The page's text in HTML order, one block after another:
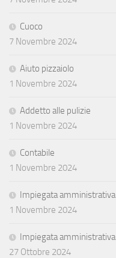
Cuoco
7 Novembre 2024
Aiuto pizzaiolo
1 Novembre 2024
Addetto alle pulizie
1 Novembre 2024
Contabile
1 Novembre 2024
Impiegata amministrativa
1 Novembre 2024
Impiegata amministrativa
27 Ottobre 2024